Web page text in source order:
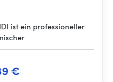
ist ein professioneller
€